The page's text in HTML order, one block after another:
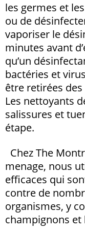
les germes et
ou de
vaporiser le
minutes avant
qu’un
bactéries et
être retirées
Les nettoyants
salissures et
étape.
ChezThe
menage, nous
efficaces qui
contre de
organismes, y
champignons et